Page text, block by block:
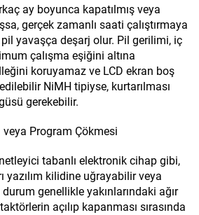
ay boyunca kapatılmış veya
gerçek zamanlı saati çalıştırmaya
yavaşça deşarj olur. Pil gerilimi, iç
çalışma eşiğini altına
koruyamaz ve LCD ekran boş
NiMH tipiyse, kurtarılması
gerekebilir.
Program Çökmesi
tabanlı elektronik cihap gibi,
yazılım kilidine uğrayabilir veya
genellikle yakınlarındaki ağır
açılıp kapanması sırasında